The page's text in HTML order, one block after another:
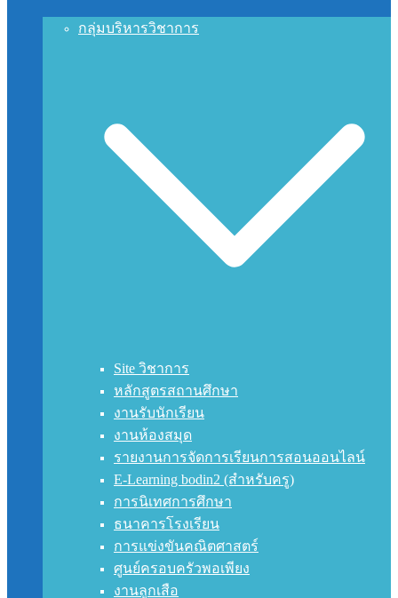
กลุ่มบริหารวิชาการ
Site วิชาการ
หลักสูตรสถานศึกษา
งานรับนักเรียน
งานห้องสมุด
รายงานการจัดการเรียนการสอนออนไลน์
E-Learning bodin2 (สำหรับครู)
การนิเทศการศึกษา
ธนาคารโรงเรียน
การแข่งขันคณิตศาสตร์
ศูนย์ครอบครัวพอเพียง
งานลูกเสือ